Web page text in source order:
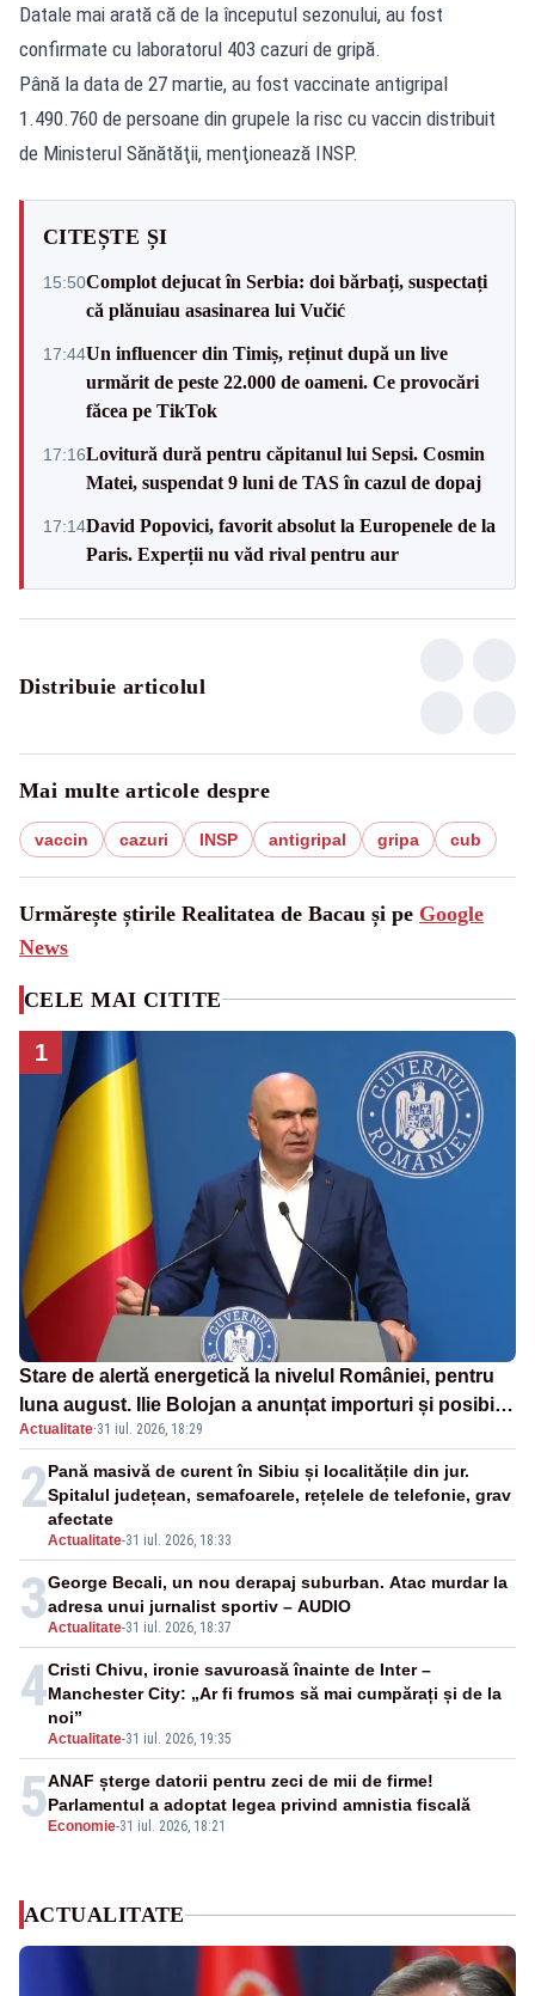
Datale mai arată că de la începutul sezonului, au fost
confirmate cu laboratorul 403 cazuri de gripă.
Până la data de 27 martie, au fost vaccinate antigripal
1.490.760 de persoane din grupele la risc cu vaccin distribuit
de Ministerul Sănătăţii, menţionează INSP.
CITEȘTE ȘI
15:50Complot dejucat în Serbia: doi bărbați, suspectați
că plănuiau asasinarea lui Vučić
17:44Un influencer din Timiș, reținut după un live
urmărit de peste 22.000 de oameni. Ce provocări
făcea pe TikTok
17:16Lovitură dură pentru căpitanul lui Sepsi. Cosmin
Matei, suspendat 9 luni de TAS în cazul de dopaj
17:14David Popovici, favorit absolut la Europenele de la
Paris. Experții nu văd rival pentru aur
Distribuie articolul
Mai multe articole despre
vaccin cazuri INSP antigripal gripa cub
Urmărește știrile Realitatea de Bacau și pe Google
News
CELE MAI CITITE
1
Stare de alertă energetică la nivelul României, pentru
luna august. Ilie Bolojan a anunțat importuri și posibile
restricții – VIDEO
Actualitate·31 iul. 2026, 18:29
2
Actualitate-31 iul. 2026, 18:33
Pană masivă de curent în Sibiu și localitățile din jur.
Spitalul județean, semafoarele, rețelele de telefonie, grav
afectate
3Actualitate-31 iul. 2026, 18:37
George Becali, un nou derapaj suburban. Atac murdar la
adresa unui jurnalist sportiv – AUDIO
4
Actualitate-31 iul. 2026, 19:35
Cristi Chivu, ironie savuroasă înainte de Inter –
Manchester City: „Ar fi frumos să mai cumpărați și de la
noi”
5 Economie-31 iul. 2026, 18:21
ANAF șterge datorii pentru zeci de mii de firme!
Parlamentul a adoptat legea privind amnistia fiscală
ACTUALITATE